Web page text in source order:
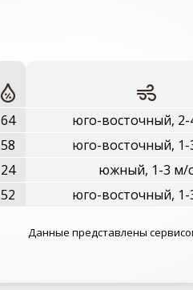
64
юго-восточный,
58
юго-восточный,
24
южный, 1-3 м/с
52 юго-восточный,
Данные представлены